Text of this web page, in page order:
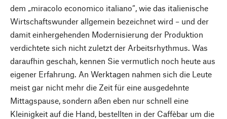
dem „miracolo economico italiano“, wie das italienische
Wirtschaftswunder allgemein bezeichnet wird – und der
damit einhergehenden Modernisierung der Produktion
verdichtete sich nicht zuletzt der Arbeitsrhythmus. Was
daraufhin geschah, kennen Sie vermutlich noch heute aus
eigener Erfahrung. An Werktagen nahmen sich die Leute
meist gar nicht mehr die Zeit für eine ausgedehnte
Mittagspause, sondern aßen eben nur schnell eine
Kleinigkeit auf die Hand, bestellten in der Caffèbar um die